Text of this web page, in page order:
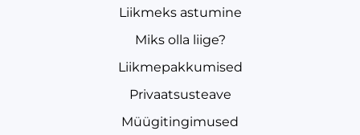
Liikmeks astumine
Miks olla liige?
Liikmepakkumised
Privaatsusteave
Müügitingimused